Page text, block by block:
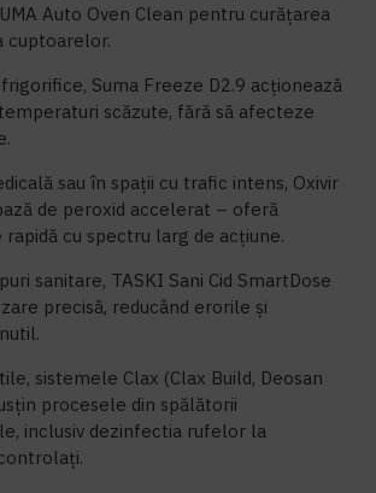
Auto Oven Clean pentru curățarea
cuptoarelor.
Suma Freeze D2.9 acționează
scăzute, fără să afecteze
sau în spații cu trafic intens, Oxivir
de peroxid accelerat – oferă
cu spectru larg de acțiune.
sanitare, TASKI Sani Cid SmartDose
precisă, reducând erorile și
sistemele Clax (Clax Build, Deosan
procesele din spălătorii
inclusiv dezinfectia rufelor la